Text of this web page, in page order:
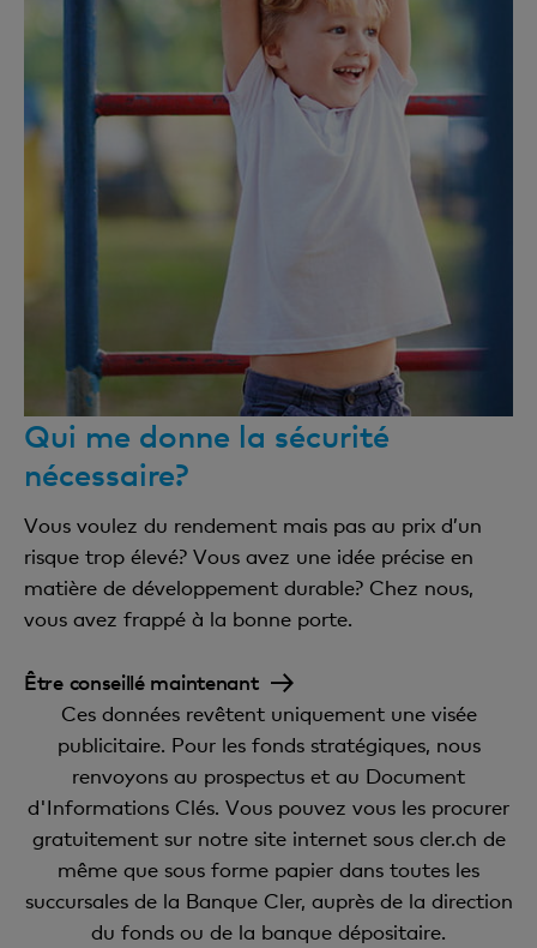
Alertes relatives au cours de certains titres (par
Information sur les marchés
Conférence téléphonique avec Sandro Merino,
Chief investment officer
Accès à l’ensemble des publications et données
Magazine «Perspectives» dédié aux placements
deux fois par an
Estimations de sociétés et analyses exclusives
Informations sur les marchés en ligne
Dépôt-titres
Conservation de titres
Versement d’intérêts, de dividendes et de
remboursements (en CHF)
Augmentations de capital, fractionnement
d’actions, etc.
Remboursement des indemnités de distribution
de fonds (rétrocessions)
Qui me donne la sécurité
nécessaire?
Vous voulez du rendement mais pas au prix d’un
risque trop élevé? Vous avez une idée précise en
matière de développement durable? Chez nous,
vous avez frappé à la bonne porte.
Être conseillé maintenant
Ces données revêtent uniquement une visée
publicitaire. Pour les fonds stratégiques, nous
renvoyons au prospectus et au Document
d'Informations Clés. Vous pouvez vous les procurer
gratuitement sur notre site internet sous cler.ch de
même que sous forme papier dans toutes les
succursales de la Banque Cler, auprès de la direction
du fonds ou de la banque dépositaire.